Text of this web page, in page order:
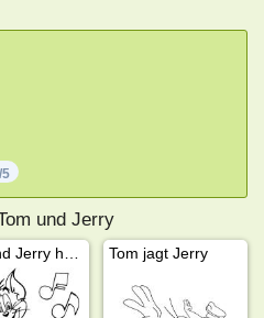
/5
und Jerry
Tom jagt Jerry